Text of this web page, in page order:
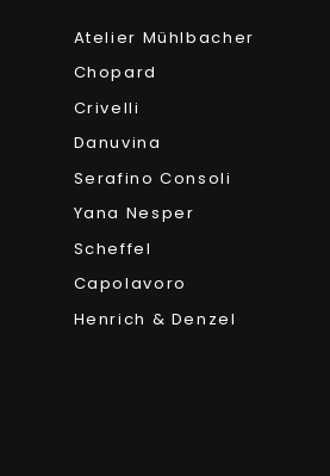
Atelier Mühlbacher
Chopard
Crivelli
Danuvina
Serafino Consoli
Yana Nesper
Scheffel
Capolavoro
Henrich & Denzel